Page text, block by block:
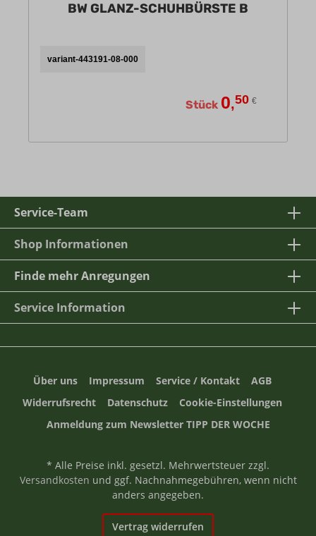
BW GLANZ-SCHUHBÜRSTE B
variant-443191-08-000
Stück 0,50 €
Service-Team
Shop Informationen
Finde mehr Anregungen
Service Information
Über uns Impressum Service / Kontakt
AGB
Widerrufsrecht
Datenschutz
Cookie-Einstellungen
Anmeldung zum Newsletter TIPP DER WOCHE
* Alle Preise inkl. gesetzl. Mehrwertsteuer zzgl.
Versandkosten und ggf. Nachnahmegebühren, wenn nicht
anders angegeben.
Vertrag widerrufen